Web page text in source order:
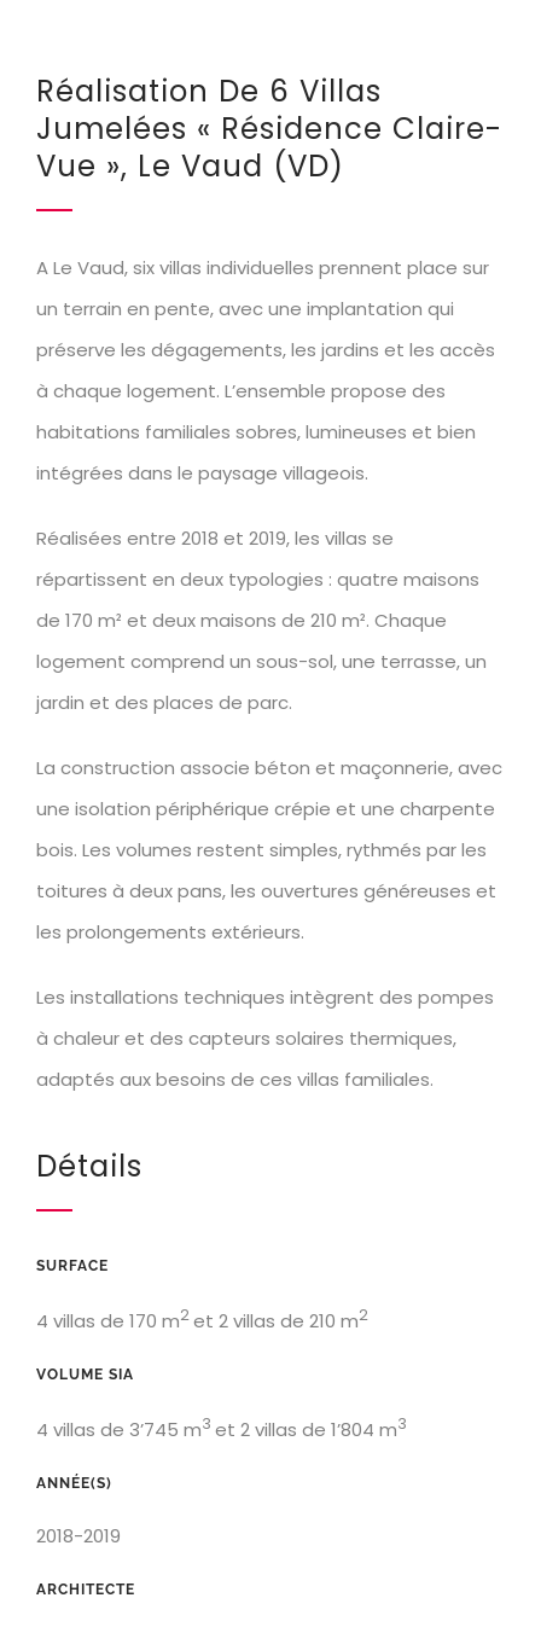
Réalisation De 6 Villas
Jumelées « Résidence Claire-
Vue », Le Vaud (VD)
A Le Vaud, six villas individuelles prennent place sur
un terrain en pente, avec une implantation qui
préserve les dégagements, les jardins et les accès
à chaque logement. L’ensemble propose des
habitations familiales sobres, lumineuses et bien
intégrées dans le paysage villageois.
Réalisées entre 2018 et 2019, les villas se
répartissent en deux typologies : quatre maisons
de 170 m² et deux maisons de 210 m². Chaque
logement comprend un sous-sol, une terrasse, un
jardin et des places de parc.
La construction associe béton et maçonnerie, avec
une isolation périphérique crépie et une charpente
bois. Les volumes restent simples, rythmés par les
toitures à deux pans, les ouvertures généreuses et
les prolongements extérieurs.
Les installations techniques intègrent des pompes
à chaleur et des capteurs solaires thermiques,
adaptés aux besoins de ces villas familiales.
Détails
SURFACE
4 villas de 170 m2et 2 villas de 210 m2
VOLUME SIA
4 villas de 3’745 m3 et 2 villas de 1’804 m3
ANNÉE(S)
2018-2019
ARCHITECTE